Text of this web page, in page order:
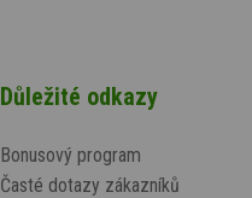
Důležité odkazy
Bonusový program
Časté dotazy zákazníků